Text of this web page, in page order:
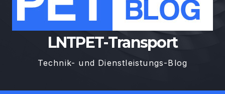
LNTPET-Transport
Technik- und Dienstleistungs-Blog